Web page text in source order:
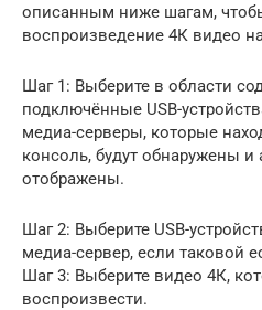
описанным ниже шагам,
воспроизведение 4К видео
Шаг 1: Выберите в области
подключённые USB-
медиа-серверы, которые
консоль, будут обнаружены и
отображены.
Шаг 2: Выберите USB-
медиа-сервер, если таковой
Шаг 3: Выберите видео 4К,
воспроизвести.